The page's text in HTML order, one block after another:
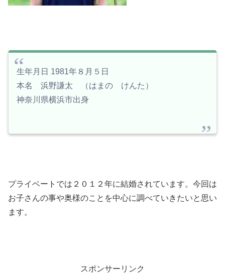
生年月日 1981年８月５日
本名 浜野謙太 （はまの けんた）
神奈川県横浜市出身
プライベートでは２０１２年に結婚されています。今回は
お子さんの事や奥様のことを中心に調べていきたいと思い
ます。
スポンサーリンク